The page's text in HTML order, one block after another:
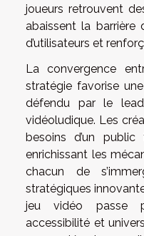
joueurs retrouvent
abaissent la barrière
d’utilisateurs et
La convergence
stratégie favorise
défendu par le
vidéoludique. Les
besoins d’un
enrichissant les
chacun de
stratégiques
jeu vidéo passe
accessibilité et